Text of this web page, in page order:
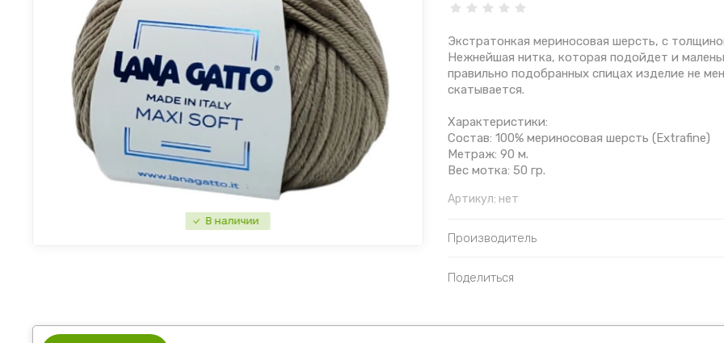
В наличии
Экстратонкая мериносовая шерсть, с
Нежнейшая нитка, которая подойдет и
правильно подобранных спицах изделие не
скатывается.
Характеристики:
Состав: 100% мериносовая шерсть (Extrafine)
Метраж: 90 м.
Вес мотка: 50 гр.
Артикул: нет
Производитель
Поделиться